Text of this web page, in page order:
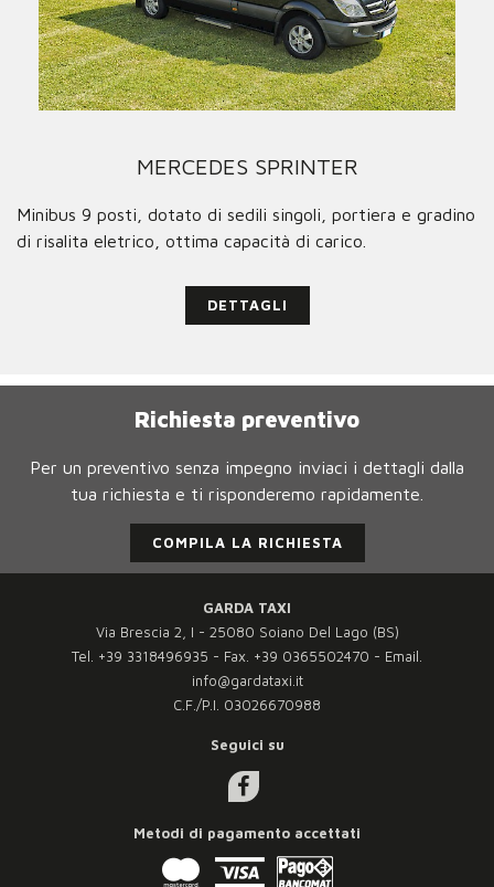
MERCEDES SPRINTER
Minibus 9 posti, dotato di sedili singoli, portiera e gradino
di risalita eletrico, ottima capacità di carico.
DETTAGLI
Richiesta preventivo
Per un preventivo senza impegno inviaci i dettagli dalla
tua richiesta e ti risponderemo rapidamente.
COMPILA LA RICHIESTA
GARDA TAXI
Via Brescia 2, I - 25080 Soiano Del Lago (BS)
Tel. +39 3318496935 - Fax. +39 0365502470 - Email.
info@gardataxi.it
C.F./P.I. 03026670988
Seguici su
Metodi di pagamento accettati